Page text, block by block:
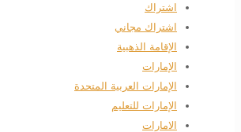
اشتراك
اشتراك مجاني
الإقامة الذهبية
الإمارات
الإمارات العربية المتحدة
الإمارات للتعليم
الامارات